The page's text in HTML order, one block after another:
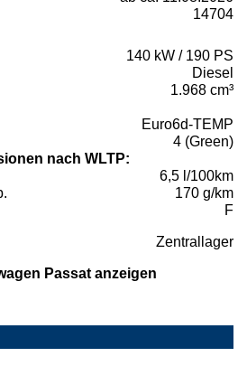
14704
140 kW / 190 PS
Diesel
1.968 cm³
Euro6d-TEMP
4 (Green)
nach WLTP:
6,5 l/100km
170 g/km
F
Zentrallager
Passat anzeigen